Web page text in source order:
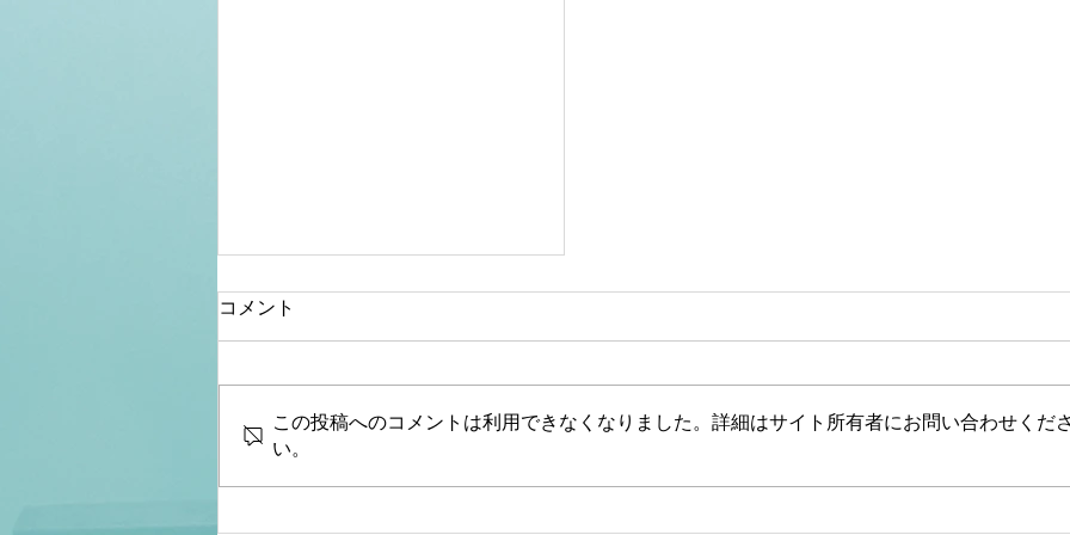
【CPAC Japan
コメント
この投稿へのコメントは利用できなくなりました。詳細はサイト所有者にお問い合わせくだ
い。